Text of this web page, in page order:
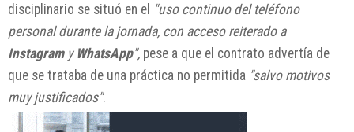
disciplinario se situó en el "uso continuo del teléfono
personal durante la jornada, con acceso reiterado a
Instagram y WhatsApp", pese a que el contrato advertía de
que se trataba de una práctica no permitida "salvo motivos
muy justificados".